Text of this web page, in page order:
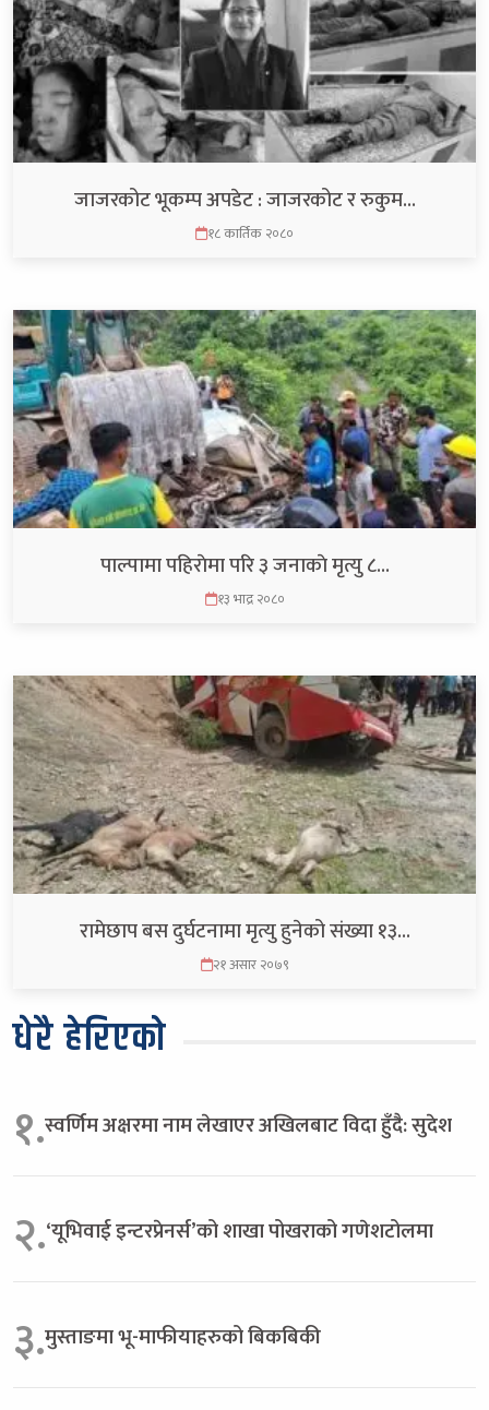
जाजरकोट भूकम्प अपडेट : जाजरकोट र रुकुम…
१८ कार्तिक २०८०
पाल्पामा पहिराेमा परि ३ जनाकाे मृत्यु ८…
१३ भाद्र २०८०
रामेछाप बस दुर्घटनामा मृत्यु हुनेको संख्या १३…
२१ असार २०७९
धेरै हेरिएको
१.स्वर्णिम अक्षरमा नाम लेखाएर अखिलबाट विदा हुँदै: सुदेश
२.‘यूभिवाई इन्टरप्रेनर्स’को शाखा पोखराको गणेशटोलमा
३.मुस्ताङमा भू-माफीयाहरुको बिकबिकी